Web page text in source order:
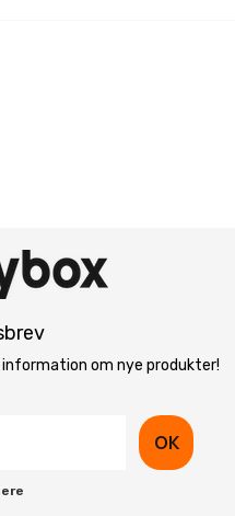
om nye produkter!
OK